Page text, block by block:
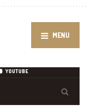
MENU
YOUTUBE